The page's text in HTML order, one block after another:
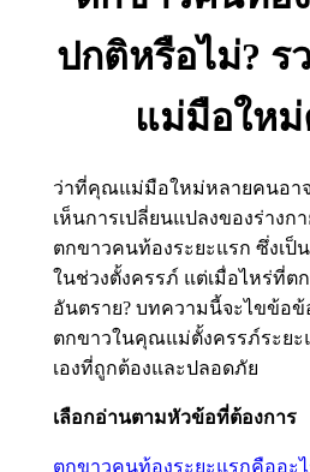
ปกติหรือไม่?
แม่มือใหม่
ว่าที่คุณแม่มือใหม่หลายคนอาจ
เห็นการเปลี่ยนแปลงของร่างกา
ตกขาวคนท้องระยะแรก ซึ่งเป็
ในช่วงตั้งครรภ์ แต่เมื่อไหร่ที่
อันตราย? บทความนี้จะไขข้อข้
ตกขาวในคุณแม่ตั้งครรภ์ระยะ
เองที่ถูกต้องและปลอดภัย
เลือกอ่านตามหัวข้อที่ต้องการ
ตกขาวคนท้องระยะแรกคืออะ